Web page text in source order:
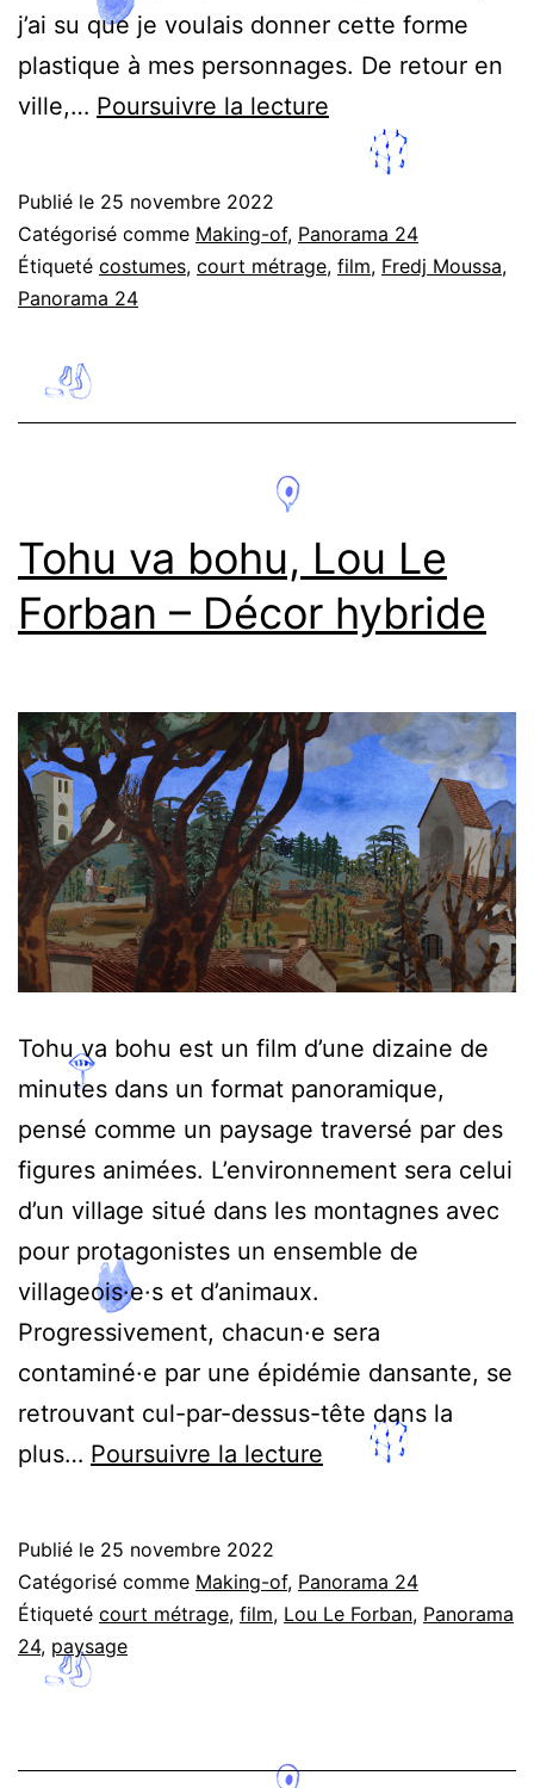
j’ai su que je voulais donner cette forme
plastique à mes personnages. De retour en
ville,… Poursuivre la lecture
Noon,
Moussa
–
Publié le 25 novembre 2022
Catégorisé comme Making-of, Panorama 24
Étiqueté costumes, court métrage, film, Fredj Moussa,
Panorama 24
Tohu va bohu, Lou Le
Forban – Décor hybride
Tohu va bohu est un film d’une dizaine de
minutes dans un format panoramique,
pensé comme un paysage traversé par des
figures animées. L’environnement sera celui
d’un village situé dans les montagnes avec
pour protagonistes un ensemble de
villageois·e·s et d’animaux.
Progressivement, chacun·e sera
contaminé·e par une épidémie dansante, se
retrouvant cul-par-dessus-tête dans la
plus… Poursuivre la lecture Tohu
Lou
Le
hybride
Publié le 25 novembre 2022
Catégorisé comme Making-of, Panorama 24
Étiqueté court métrage, film, Lou Le Forban, Panorama
24, paysage